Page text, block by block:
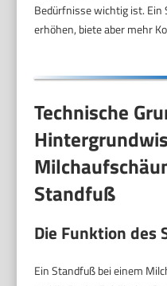
Bedürfnisse wichtig ist. Ein
erhöhen, biete aber mehr
Technische
Standfuß
Die Funktion des
Ein Standfuß bei einem